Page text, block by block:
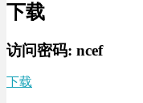
下载
访问密码: ncef
下载